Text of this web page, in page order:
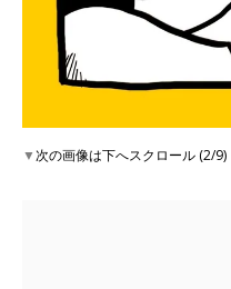
▼次の画像は下へスクロール (2/9)